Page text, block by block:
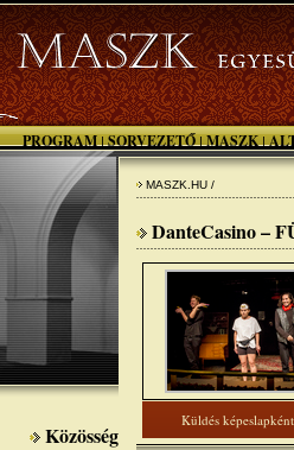
PROGRAM | SORVEZETŐ | MASZK |
Közösség
MASZK.HU /
DanteCasino –
Küldés képeslapként